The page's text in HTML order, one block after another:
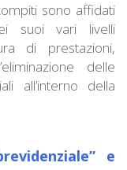
sono affidati
suoi vari livelli
di prestazioni,
delle
all’interno della
e